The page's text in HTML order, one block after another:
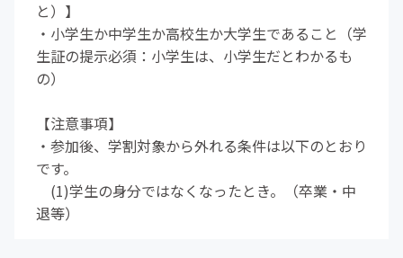
と）】
・小学生か中学生か高校生か大学生であること（学
生証の提示必須：小学生は、小学生だとわかるも
の）
【注意事項】
・参加後、学割対象から外れる条件は以下のとおり
です。
(1)学生の身分ではなくなったとき。（卒業・中
退等）